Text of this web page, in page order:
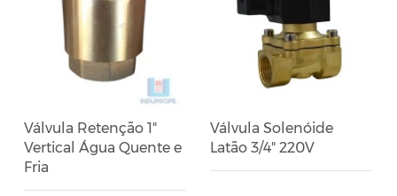
Válvula Retenção 1"
Vertical Água Quente e
Fria
Válvula Solenóide
Latão 3/4" 220V